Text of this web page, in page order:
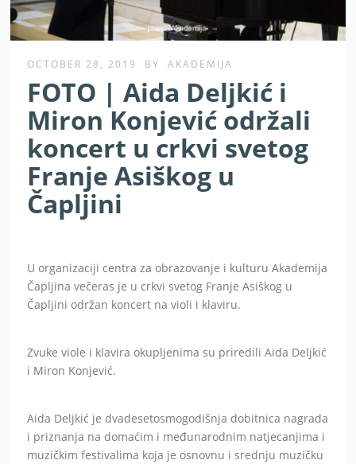
OCTOBER 28, 2019 BY AKADEMIJA
FOTO | Aida Deljkić i
Miron Konjević održali
koncert u crkvi svetog
Franje Asiškog u
Čapljini
U organizaciji centra za obrazovanje i kulturu Akademija
Čapljina večeras je u crkvi svetog Franje Asiškog u
Čapljini održan koncert na violi i klaviru.
Zvuke viole i klavira okupljenima su priredili Aida Deljkić
i Miron Konjević.
Aida Deljkić je dvadesetosmogodišnja dobitnica nagrada
i priznanja na domaćim i međunarodnim natjecanjima i
muzičkim festivalima koja je osnovnu i srednju muzičku